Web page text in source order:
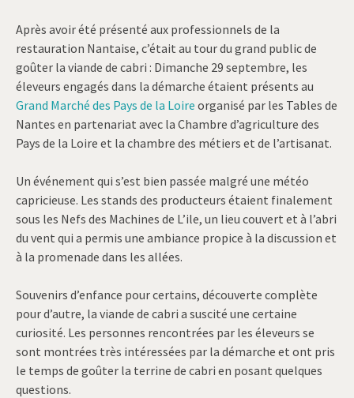
Après avoir été présenté aux professionnels de la
restauration Nantaise, c’était au tour du grand public de
goûter la viande de cabri : Dimanche 29 septembre, les
éleveurs engagés dans la démarche étaient présents au
Grand Marché des Pays de la Loire organisé par les Tables de
Nantes en partenariat avec la Chambre d’agriculture des
Pays de la Loire et la chambre des métiers et de l’artisanat.
Un événement qui s’est bien passée malgré une météo
capricieuse. Les stands des producteurs étaient finalement
sous les Nefs des Machines de L’ile, un lieu couvert et à l’abri
du vent qui a permis une ambiance propice à la discussion et
à la promenade dans les allées.
Souvenirs d’enfance pour certains, découverte complète
pour d’autre, la viande de cabri a suscité une certaine
curiosité. Les personnes rencontrées par les éleveurs se
sont montrées très intéressées par la démarche et ont pris
le temps de goûter la terrine de cabri en posant quelques
questions.